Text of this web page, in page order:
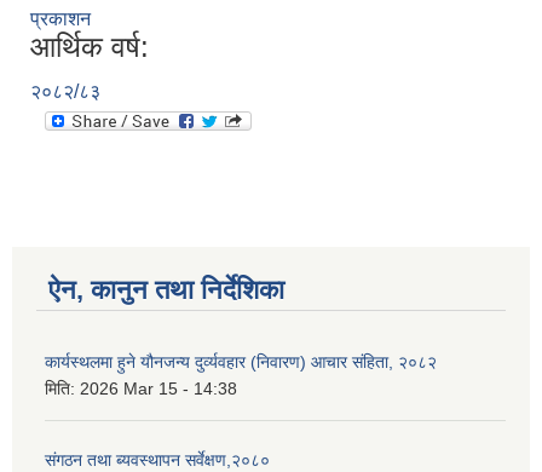
प्रकाशन
आर्थिक वर्ष:
२०८२/८३
ऐन, कानुन तथा निर्देशिका
कार्यस्थलमा हुने यौनजन्य दुर्व्यवहार (निवारण) आचार संहिता, २०८२
मिति: 2026 Mar 15 - 14:38
संगठन तथा ब्यवस्थापन सर्वेक्षण,२०८०